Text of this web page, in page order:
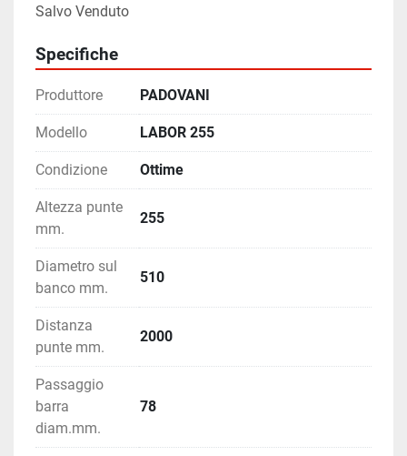
Salvo Venduto
Specifiche
Produttore PADOVANI
Modello LABOR 255
Condizione Ottime
Altezza punte
mm.
255
Diametro sul
banco mm.
510
Distanza
punte mm.
2000
Passaggio
barra
diam.mm.
78